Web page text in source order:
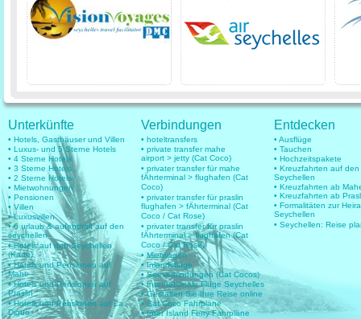
Unterkünfte
• Hotels, Gasthäuser und Villen
• Luxus- und 5 Sterne Hotels
• 4 Sterne Hotels
• 3 Sterne Hotels
• 2 Sterne Hotels
• Mietwohnungen
• Pensionen
• Villen
• Luxusvillen
• 6 urlaub & aufenthalt auf den
seychellen
• Hotels auf den Seychellen
(Karte)
• Hotels und Pensionen auf
Mahe
• Hotels und Pensionen auf
Praslin
• Hotels und Pensionen auf La
Digue
Verbindungen
• hoteltransfers
• private transfer mahe
airport > jetty (Cat Coco)
• privater transfer für mahe
fÄhrterminal > flughafen (Cat
Coco)
• privater transfer für praslin
flughafen > fÄhrterminal (Cat
Coco / Cat Rose)
• privater transfer für praslin
fÄhrterminal > flughafen (Cat
Coco / Cat Rose)
• Mietwagen
• Inlandsflüge
• Seeverbindungen (Cat Cocos)
• Internationale Flüge Seychelles
• Gestalten Sie Ihre Reise online
• Cat Coco Fahrpläne
• Inter Island Ferry Fahrpläne
Entdecken
• Ausflüge
• Tauchen
• Hochzeitspakete
• Kreuzfahrten auf den
Seychellen
• Kreuzfahrten ab
• Kreuzfahrten ab
• Formalitäten zur
Seychellen
• Seychellen: Reise